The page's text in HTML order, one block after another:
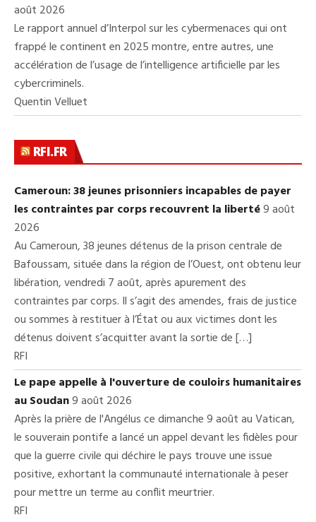
août 2026
Le rapport annuel d’Interpol sur les cybermenaces qui ont
frappé le continent en 2025 montre, entre autres, une
accélération de l’usage de l’intelligence artificielle par les
cybercriminels.
Quentin Velluet
RFI.FR
Cameroun: 38 jeunes prisonniers incapables de payer
les contraintes par corps recouvrent la liberté9 août
2026
Au Cameroun, 38 jeunes détenus de la prison centrale de
Bafoussam, située dans la région de l’Ouest, ont obtenu leur
libération, vendredi 7 août, après apurement des
contraintes par corps. Il s’agit des amendes, frais de justice
ou sommes à restituer à l’État ou aux victimes dont les
détenus doivent s’acquitter avant la sortie de […]
RFI
Le pape appelle à l'ouverture de couloirs humanitaires
au Soudan9 août 2026
Après la prière de l'Angélus ce dimanche 9 août au Vatican,
le souverain pontife a lancé un appel devant les fidèles pour
que la guerre civile qui déchire le pays trouve une issue
positive, exhortant la communauté internationale à peser
pour mettre un terme au conflit meurtrier.
RFI